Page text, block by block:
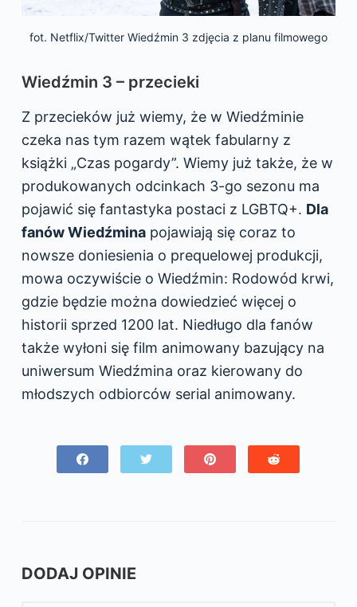
fot. Netflix/Twitter Wiedźmin 3 zdjęcia z planu filmowego
Wiedźmin 3 – przecieki
Z przecieków już wiemy, że w Wiedźminie
czeka nas tym razem wątek fabularny z
książki „Czas pogardy”. Wiemy już także, że w
produkowanych odcinkach 3-go sezonu ma
pojawić się fantastyka postaci z LGBTQ+. Dla
fanów Wiedźminapojawiają się coraz to
nowsze doniesienia o prequelowej produkcji,
mowa oczywiście o Wiedźmin: Rodowód krwi,
gdzie będzie można dowiedzieć więcej o
historii sprzed 1200 lat. Niedługo dla fanów
także wyłoni się film animowany bazujący na
uniwersum Wiedźmina oraz kierowany do
młodszych odbiorców serial animowany.
DODAJ OPINIE